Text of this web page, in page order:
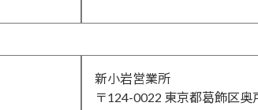
新小岩営業所
〒124-0022 東京都葛飾区奥